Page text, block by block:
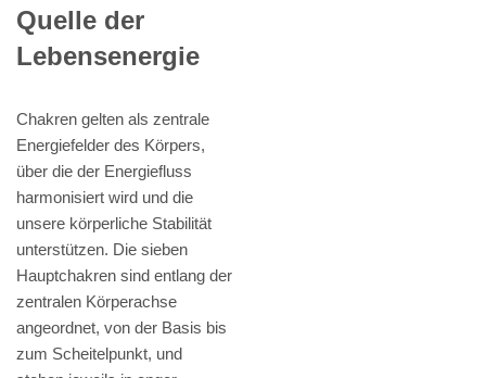
Quelle der
Lebensenergie
Chakren gelten als zentrale
Energiefelder des Körpers,
über die der Energiefluss
harmonisiert wird und die
unsere körperliche Stabilität
unterstützen. Die sieben
Hauptchakren sind entlang der
zentralen Körperachse
angeordnet, von der Basis bis
zum Scheitelpunkt, und